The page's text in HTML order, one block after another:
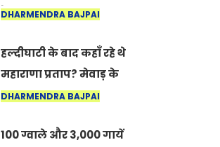
है: अंतरराष्ट्रीय योग दिवस
DHARMENDRA BAJPAI
हल्दीघाटी के बाद कहाँ रहे थे
महाराणा प्रताप? मेवाड़ के
इतिहास का वह अनकहा
में जीवित है
DHARMENDRA BAJPAI
100 ग्वाले और 3,000 गायें